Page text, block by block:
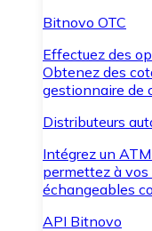
Bitnovo OTC
Effectuez des
Obtenez des
gestionnaire de
Distributeurs
Intégrez un
permettez à
échangeables
API Bitnovo